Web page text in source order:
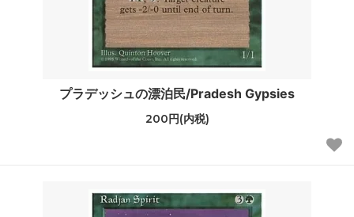
プラデッシュの漂泊民/Pradesh Gypsies
200円(内税)